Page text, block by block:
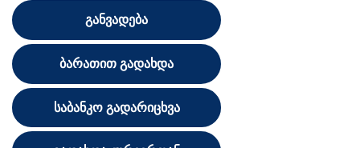
ᲒᲐᲜᲕᲐᲓᲔᲑᲐ
ᲑᲐᲠᲐᲗᲘᲗ ᲒᲐᲓᲐᲮᲓᲐ
ᲡᲐᲑᲐᲜᲙᲝ ᲒᲐᲓᲐᲠᲘᲪᲮᲕᲐ